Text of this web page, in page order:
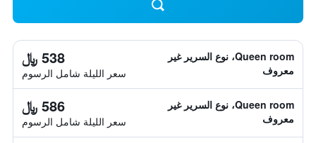
Queen room، نوع السرير غير
معروف
538 ﷼
سعر الليلة شامل الرسوم
Queen room، نوع السرير غير
معروف
586 ﷼
سعر الليلة شامل الرسوم